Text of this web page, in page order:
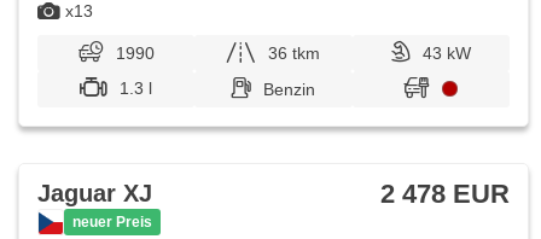
x13
1990 36 tkm
43 kW
1.3 l
Benzin
Jaguar XJ
neuer Preis
2 478 EUR